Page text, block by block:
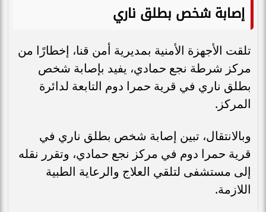
إصابة شخص بطلق ناري
تلقت الأجهزة الأمنية بمديرية أمن قنا، إخطارًا من
مركز شرطة نجع حمادي، يفيد بإصابة شخص
بطلق ناري في قرية حمرا دوم التابعة لدائرة
المركز.
وبالانتقال، تبين إصابة شخص بطلق ناري في
قرية حمرا دوم في مركز نجع حمادي، وتقرر نقله
إلى مستشفى لتلقي العلاج والرعاية الطبية
اللازمة.